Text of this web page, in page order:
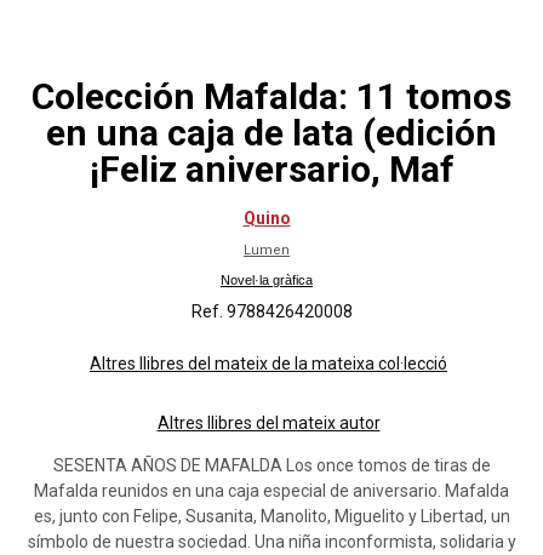
Colección Mafalda: 11 tomos
en una caja de lata (edición
¡Feliz aniversario, Maf
Quino
Lumen
Novel·la gràfica
Ref. 9788426420008
Altres llibres del mateix de la mateixa col·lecció
Altres llibres del mateix autor
SESENTA AÑOS DE MAFALDA Los once tomos de tiras de
Mafalda reunidos en una caja especial de aniversario. Mafalda
es, junto con Felipe, Susanita, Manolito, Miguelito y Libertad, un
símbolo de nuestra sociedad. Una niña inconformista, solidaria y